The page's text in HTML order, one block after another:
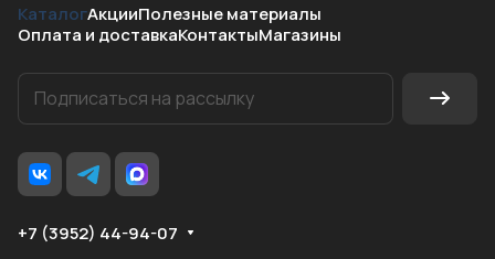
КаталогАкцииПолезные материалы
Оплата и доставкаКонтактыМагазины
+7 (3952) 44-94-07